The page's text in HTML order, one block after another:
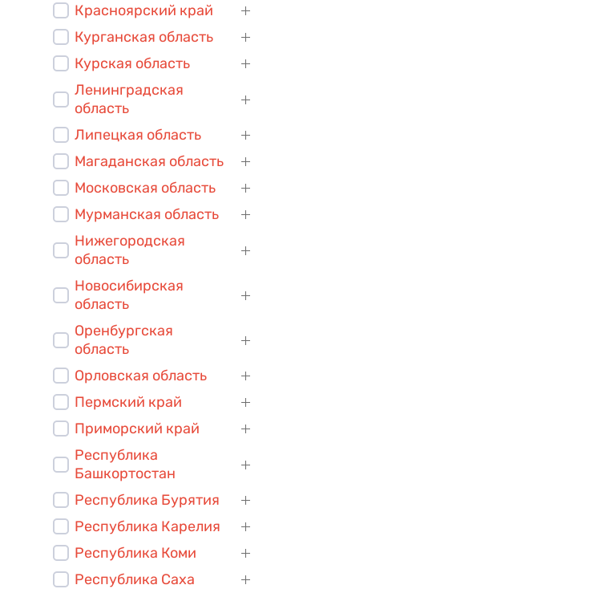
Красноярский край
Курганская область
Курская область
Ленинградская
область
Липецкая область
Магаданская область
Московская область
Мурманская область
Нижегородская
область
Новосибирская
область
Оренбургская
область
Орловская область
Пермский край
Приморский край
Республика
Башкортостан
Республика Бурятия
Республика Карелия
Республика Коми
Республика Саха